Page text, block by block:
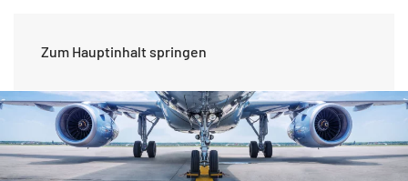
Zum Hauptinhalt springen